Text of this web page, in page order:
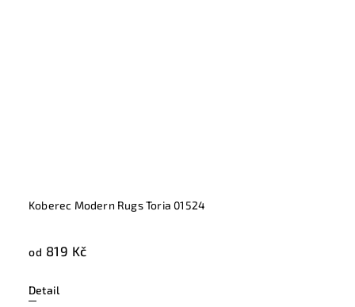
Koberec Modern Rugs Toria 01524
od 819 Kč
Detail